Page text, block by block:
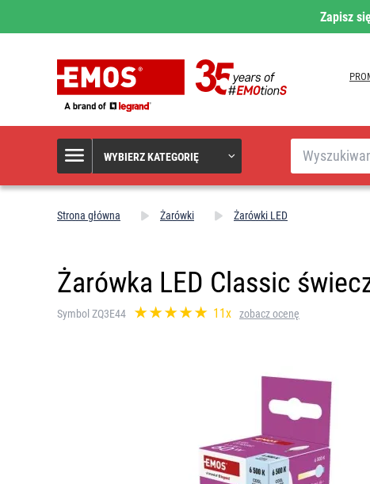
Zapisz
WYBIERZ KATEGORIĘ
Szukaj
Strona główna Żarówki Żarówki LED
Żarówka LED Classic
Symbol ZQ3E44 11x zobacz ocenę